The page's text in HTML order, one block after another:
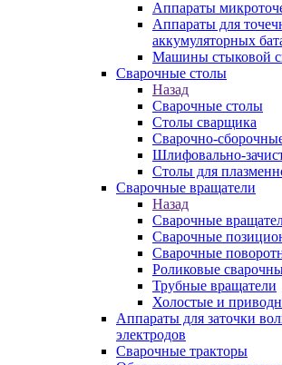
Аппараты
Аппараты для
аккумуляторных
Машины стыковой
Сварочные столы
Назад
Сварочные столы
Столы сварщика
Сварочно-
Шлифовально-
Столы для
Сварочные вращатели
Назад
Сварочные
Сварочные
Сварочные
Роликовые
Трубные вращатели
Холостые и
Аппараты для заточки
электродов
Сварочные тракторы